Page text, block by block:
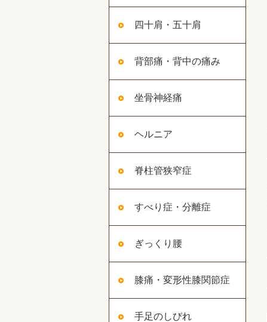
四十肩・五十肩
背部痛・背中の痛み
坐骨神経痛
ヘルニア
脊柱管狭窄症
すべり症・分離症
ぎっくり腰
膝痛・変形性膝関節症
手足のしびれ